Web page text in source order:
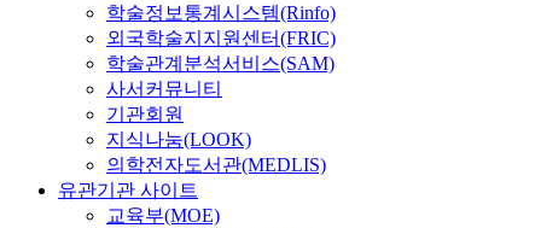
학술정보통계시스템(Rinfo)
외국학술지지원센터(FRIC)
학술관계분석서비스(SAM)
사서커뮤니티
기관회원
지식나눔(LOOK)
의학전자도서관(MEDLIS)
유관기관 사이트
교육부(MOE)